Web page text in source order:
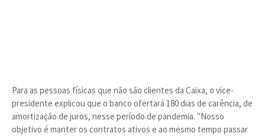
Para as pessoas físicas que não são clientes da Caixa, o vice-
presidente explicou que o banco ofertará 180 dias de carência, de
amortização de juros, nesse período de pandemia. "Nosso
objetivo é manter os contratos ativos e ao mesmo tempo passar